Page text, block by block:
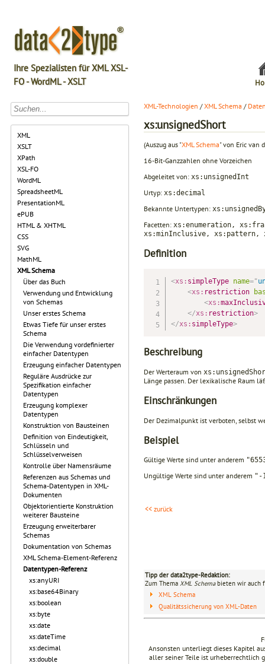
Ihre Spezialisten für XML XSL-
FO - WordML - XSLT
XML
XSLT
XPath
XSL-FO
WordML
SpreadsheetML
PresentationML
ePUB
HTML & XHTML
CSS
SVG
MathML
XML Schema
Über das Buch
Verwendung und Entwicklung
von Schemas
Unser erstes Schema
Etwas Tiefe für unser erstes
Schema
Die Verwendung vordefinierter
einfacher Datentypen
Erzeugung einfacher Datentypen
Reguläre Ausdrücke zur
Spezifikation einfacher
Datentypen
Erzeugung komplexer
Datentypen
Konstruktion von Bausteinen
Definition von Eindeutigkeit,
Schlüsseln und
Schlüsselverweisen
Kontrolle über Namensräume
Referenzen aus Schemas und
Schema-Datentypen in XML-
Dokumenten
Objektorientierte Konstruktion
weiterer Bausteine
Erzeugung erweiterbarer
Schemas
Dokumentation von Schemas
XML Schema-Element-Referenz
Datentypen-Referenz
xs:anyURI
xs:base64Binary
xs:boolean
xs:byte
xs:date
xs:dateTime
xs:decimal
xs:double
XML-Technologien /XML Schema /
xs:unsignedShort
(Auszug aus "XML Schema" von Eric van
16-Bit-Ganzzahlen ohne Vorzeichen
Abgeleitet von: xs:unsignedInt
Urtyp: xs:decimal
Bekannte Untertypen:
Facetten: xs:enumeration,
xs:minInclusive, xs:pattern,
Definition
<xs: simpleType name="
<xs: restriction
<xs:
</xs: restriction>
</xs: simpleType>
Beschreibung
Der Werteraum von
Länge passen. Der lexikalische Raum
Einschränkungen
Der Dezimalpunkt ist verboten, selbst
Beispiel
Gültige Werte sind unter anderem
Ungültige Werte sind unter anderem "-
<< zurück
Tipp der data2type-Redaktion:
Zum Thema XML Schemabieten wir auch
XML Schema
Qualitätssicherung von XML-Daten
Ansonsten unterliegt dieses Kapitel
aller seiner Teile ist urheberrechtlich